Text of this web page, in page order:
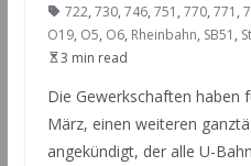
722, 730, 746, 751 , 770, 771 ,
O19, O5, O6, Rheinbahn, SB51 ,
3 min read
Die Gewerkschaften haben
März, einen weiteren
angekündigt, der alle U-